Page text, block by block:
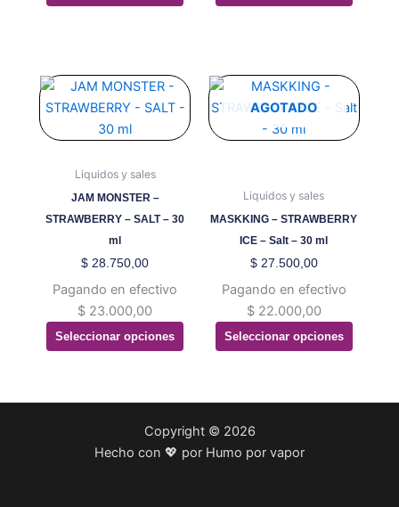
Liquidos y sales
JAM MONSTER –
STRAWBERRY – SALT – 30
ml
$ 28.750,00
Pagando en efectivo
$ 23.000,00
Seleccionar opciones
Este
producto
tiene
variantes.
Las
opciones
se
pueden
en
la
página
AGOTADO
Liquidos y sales
MASKKING – STRAWBERRY
ICE – Salt – 30 ml
$27.500,00
Pagando en efectivo
$22.000,00
Seleccionar opciones
Este
producto
tiene
Las
opciones
se
pueden
en
la
página
Copyright © 2026
Hecho con 💖 por Humo por vapor